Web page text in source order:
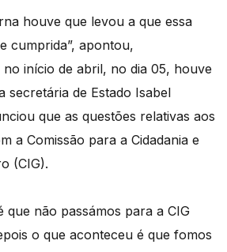
houve que levou a que essa
cumprida”, apontou,
início de abril, no dia 05, houve
secretária de Estado Isabel
que as questões relativas aos
a Comissão para a Cidadania e
(CIG).
que não passámos para a CIG
o que aconteceu é que fomos